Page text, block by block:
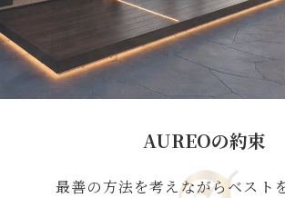
AUREOの約束
最善の方法を考えながらベスト